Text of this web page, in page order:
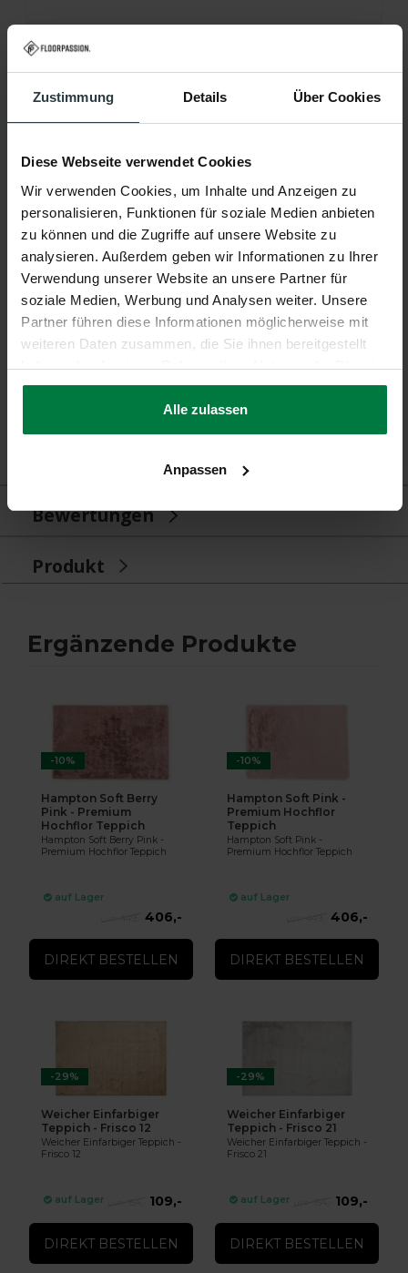
Zustimmung Details Über Cookies
Diese Webseite verwendet Cookies
Wir verwenden Cookies, um Inhalte und Anzeigen zu
personalisieren, Funktionen für soziale Medien anbieten
zu können und die Zugriffe auf unsere Website zu
analysieren. Außerdem geben wir Informationen zu Ihrer
Verwendung unserer Website an unsere Partner für
soziale Medien, Werbung und Analysen weiter. Unsere
Partner führen diese Informationen möglicherweise mit
weiteren Daten zusammen, die Sie ihnen bereitgestellt
haben oder die sie im Rahmen Ihrer Nutzung der Dienste
gesammelt haben.
Alle zulassen
Anpassen
Bewertungen
Produkt
Form: Rechteckig
Material: 100% Polyester
Florhöhe: Ca. 1 Zentimeter
Produktionstechnik: Tufting
Produktionsland: Niederlande
Garantie: 2 Jahre
Fußbodenheizung: Geeignet
Ergänzende Produkte
-10%
Hampton Soft Berry
Pink - Premium
Hochflor Teppich
Hampton Soft Berry Pink -
Premium Hochflor Teppich
auf Lager
406,-
DIREKT BESTELLEN
-10%
Hampton Soft Pink -
Premium Hochflor
Teppich
Hampton Soft Pink -
Premium Hochflor Teppich
auf Lager
406,-
DIREKT BESTELLEN
-29%
Weicher Einfarbiger
Teppich - Frisco 12
Weicher Einfarbiger Teppich -
Frisco 12
auf Lager 109,-
DIREKT BESTELLEN
-29%
Weicher Einfarbiger
Teppich - Frisco 21
Weicher Einfarbiger Teppich -
Frisco 21
auf Lager 109,-
DIREKT BESTELLEN